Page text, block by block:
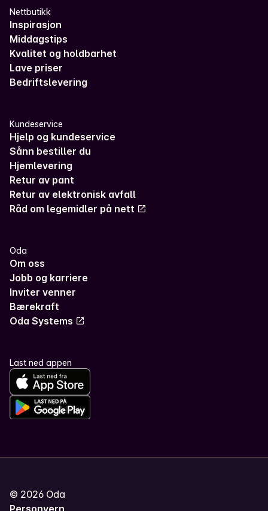
Nettbutikk
Inspirasjon
Middagstips
Kvalitet og holdbarhet
Lave priser
Bedriftslevering
Kundeservice
Hjelp og kundeservice
Sånn bestiller du
Hjemlevering
Retur av pant
Retur av elektronisk avfall
Råd om legemidler på nett
Oda
Om oss
Jobb og karriere
Inviter venner
Bærekraft
Oda Systems
Last ned appen
© 2026 Oda
Personvern